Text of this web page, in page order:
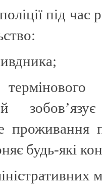
під час
проживання
будь-які